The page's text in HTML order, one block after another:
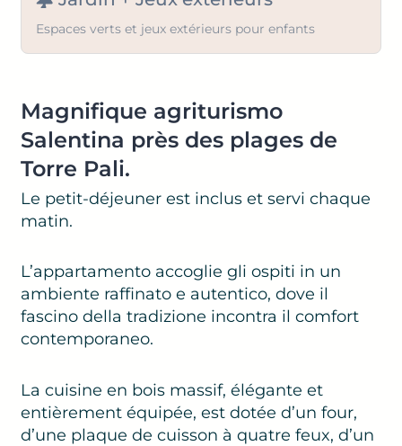
Espaces verts et jeux extérieurs pour enfants
Magnifique agriturismo
Salentina près des plages de
Torre Pali.
Le petit-déjeuner est inclus et servi chaque
matin.
L’appartamento accoglie gli ospiti in un
ambiente raffinato e autentico, dove il
fascino della tradizione incontra il comfort
contemporaneo.
La cuisine en bois massif, élégante et
entièrement équipée, est dotée d’un four,
d’une plaque de cuisson à quatre feux, d’un